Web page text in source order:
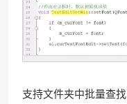
支持文件夹中批量查找